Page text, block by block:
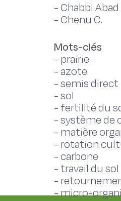
-Chabbi Abad
-Chenu C.
Mots-clés
- prairie
- azote
-semis direct
-sol
- fertilité du
-système de
- matière
- rotation
-carbone
- travail du sol
-
-micro-